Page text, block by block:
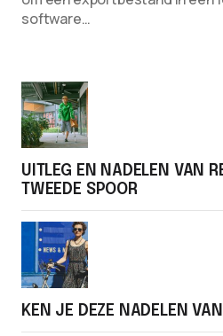
software…
UITLEG EN NADELEN VAN
TWEEDE SPOOR
KEN JE DEZE NADELEN